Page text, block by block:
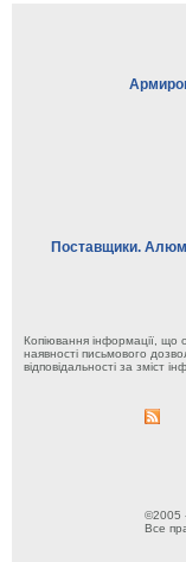
Поставщики.
Копіювання інформації, що
наявності письмового
відповідальності за зміст
©2005
Все